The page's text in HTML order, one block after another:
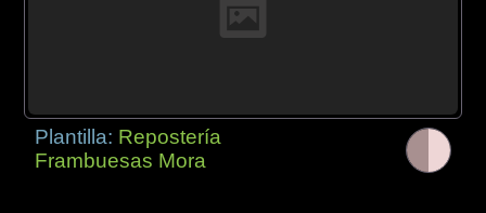
Plantilla: Repostería
Frambuesas Mora